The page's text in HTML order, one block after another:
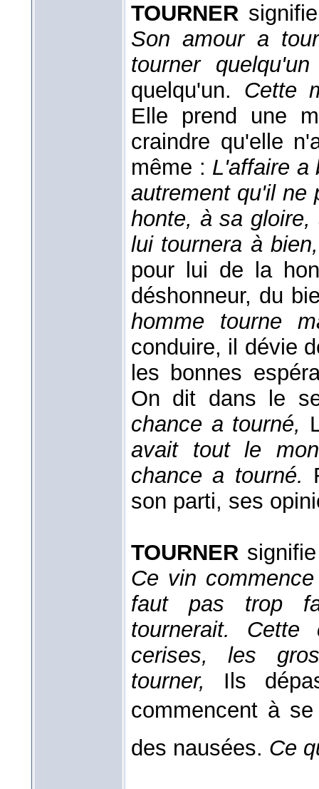
TOURNER
Son amour a
tourner
quelqu'un. Cette
Elle prend une
craindre qu'elle
même : L'affaire a
autrement qu'il ne
honte, à sa gloire,
lui tournera à
pour lui de la
déshonneur, du
homme tourne
conduire, il dévie
les bonnes
On dit dans le
chance a tourné,
avait tout le
chance a tourné.
son parti, ses
TOURNER
Ce vin
faut pas trop
tournerait.
cerises, les
tourner, Ils
commencent à
des nausées. Ce